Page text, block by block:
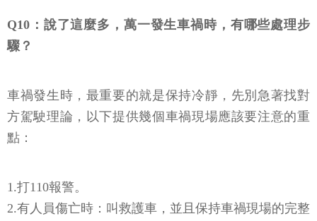
Q10：說了這麼多，萬一發生車禍時，有哪些處理步
驟？
車禍發生時，最重要的就是保持冷靜，先別急著找對
方駕駛理論，以下提供幾個車禍現場應該要注意的重
點：
1.打110報警。
2.有人員傷亡時：叫救護車，並且保持車禍現場的完整